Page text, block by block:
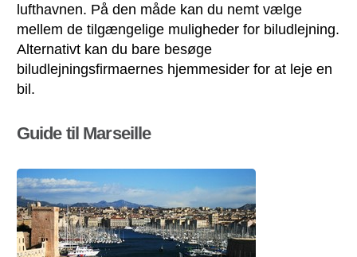
lufthavnen. På den måde kan du nemt vælge
mellem de tilgængelige muligheder for biludlejning.
Alternativt kan du bare besøge
biludlejningsfirmaernes hjemmesider for at leje en
bil.
Guide til Marseille